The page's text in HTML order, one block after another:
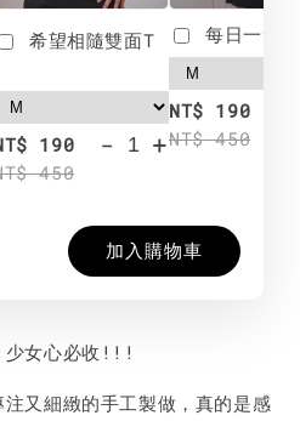
希望相隨雙面T
190
450
- +
每日一笑
NT$ 190
NT$ 450
加入購物車
少女心必收!!!
又細緻的手工製做，真的是感